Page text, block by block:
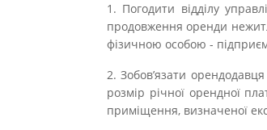
1. Погодити відділу
продовження оренди
фізичною особою -
2. Зобов’язати
розмір річної орендної
приміщення, визначеної